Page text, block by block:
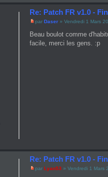
Re: Patch FR v1.0 -
parDaser » Vendredi 1 Mars
Beau boulot comme
facile, merci les gens. :p
Re: Patch FR v1.0 -
parLyan53 » Vendredi 1 Mars